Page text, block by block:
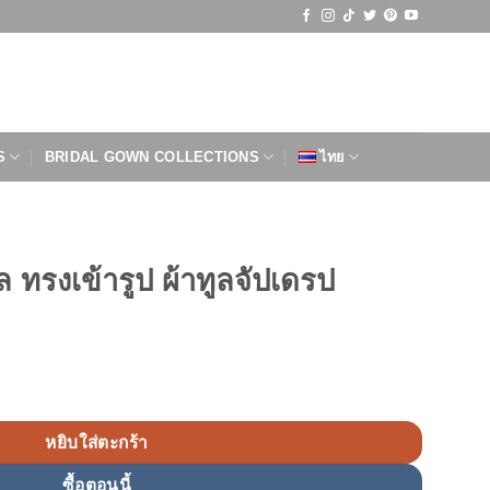
BRIDAL GOWN COLLECTIONS ไทย
รงเข้ารูป ผ้าทูลจัปเดรป
หยิบใส่ตะกร้า
ซื้อตอนนี้